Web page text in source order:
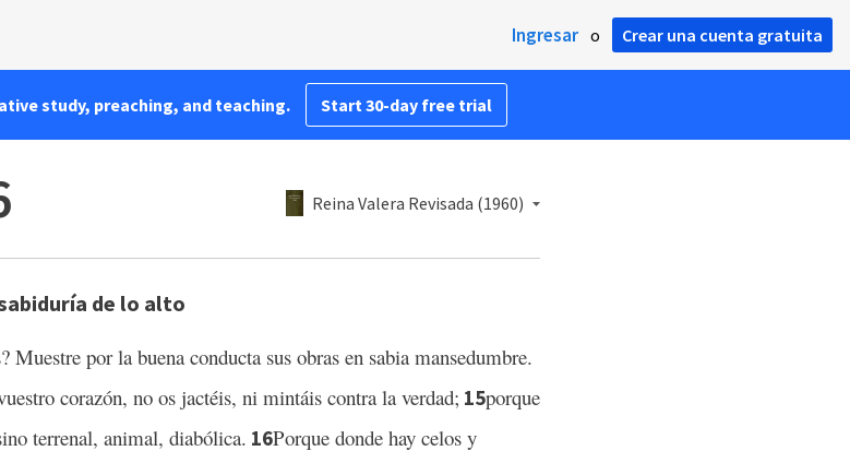
Ingresar o Crear una cuenta gratuita
study, preaching, and teaching. Start 30-day free trial
Reina Valera Revisada (1960)
de lo alto
Muestre por la buena conducta sus obras en sabia mansedumbre.
corazón, no os jactéis, ni mintáis contra la verdad; 15porque
terrenal, animal, diabólica. 16Porque donde hay celos y